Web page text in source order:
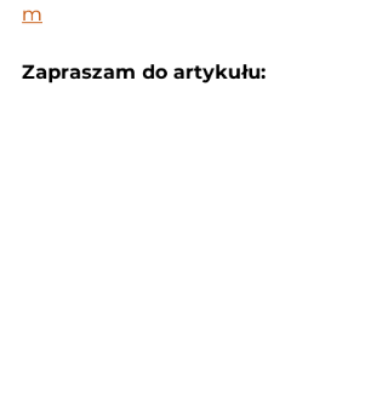
m
Zapraszam do artykułu: